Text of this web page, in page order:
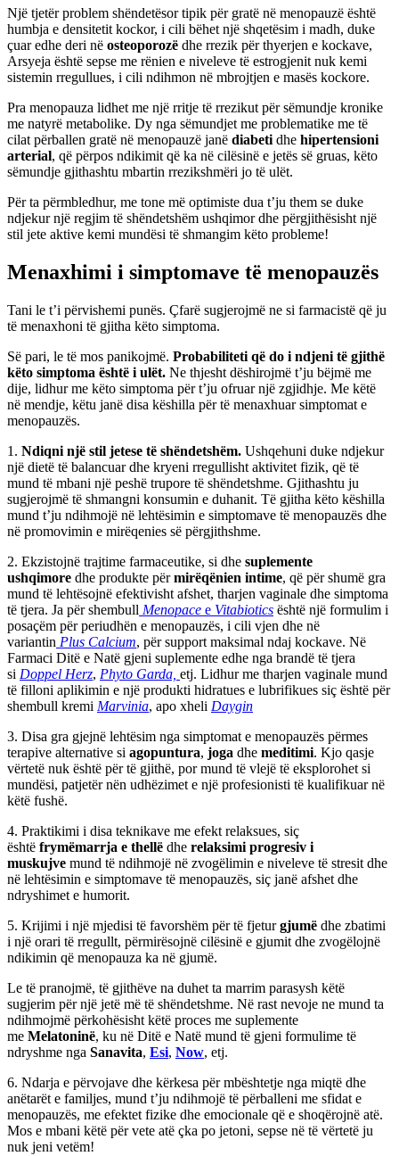
Një tjetër problem shëndetësor tipik për gratë në menopauzë është
humbja e densitetit kockor, i cili bëhet një shqetësim i madh, duke
çuar edhe deri në osteoporozë dhe rrezik për thyerjen e kockave,
Arsyeja është sepse me rënien e niveleve të estrogjenit nuk kemi
sistemin rregullues, i cili ndihmon në mbrojtjen e masës kockore.
Pra menopauza lidhet me një rritje të rrezikut për sëmundje kronike
me natyrë metabolike. Dy nga sëmundjet me problematike me të
cilat përballen gratë në menopauzë janë diabeti dhe hipertensioni
arterial, që përpos ndikimit që ka në cilësinë e jetës së gruas, këto
sëmundje gjithashtu mbartin rrezikshmëri jo të ulët.
Për ta përmbledhur, me tone më optimiste dua t’ju them se duke
ndjekur një regjim të shëndetshëm ushqimor dhe përgjithësisht një
stil jete aktive kemi mundësi të shmangim këto probleme!
Menaxhimi i simptomave të menopauzës
Tani le t’i përvishemi punës. Çfarë sugjerojmë ne si farmacistë që ju
të menaxhoni të gjitha këto simptoma.
Së pari, le të mos panikojmë. Probabiliteti që do i ndjeni të gjithë
këto simptoma është i ulët. Ne thjesht dëshirojmë t’ju bëjmë me
dije, lidhur me këto simptoma për t’ju ofruar një zgjidhje. Me këtë
në mendje, këtu janë disa këshilla për të menaxhuar simptomat e
menopauzës.
1. Ndiqni një stil jetese të shëndetshëm. Ushqehuni duke ndjekur
një dietë të balancuar dhe kryeni rregullisht aktivitet fizik, që të
mund të mbani një peshë trupore të shëndetshme. Gjithashtu ju
sugjerojmë të shmangni konsumin e duhanit. Të gjitha këto këshilla
mund t’ju ndihmojë në lehtësimin e simptomave të menopauzës dhe
në promovimin e mirëqenies së përgjithshme.
2. Ekzistojnë trajtime farmaceutike, si dhe suplemente
ushqimore dhe produkte përmirëqënien intime, që për shumë gra
mund të lehtësojnë efektivisht afshet, tharjen vaginale dhe simptoma
të tjera. Ja për shembull Menopace e Vitabiotics është një formulim i
posaçëm për periudhën e menopauzës, i cili vjen dhe në
variantin Plus Calcium, për support maksimal ndaj kockave. Në
Farmaci Ditë e Natë gjeni suplemente edhe nga brandë të tjera
si Doppel Herz, Phyto Garda, etj. Lidhur me tharjen vaginale mund
të filloni aplikimin e një produkti hidratues e lubrifikues siç është për
shembull kremi Marvinia, apo xheli Daygin
3. Disa gra gjejnë lehtësim nga simptomat e menopauzës përmes
terapive alternative si agopuntura, joga dhe meditimi. Kjo qasje
vërtetë nuk është për të gjithë, por mund të vlejë të eksplorohet si
mundësi, patjetër nën udhëzimet e një profesionisti të kualifikuar në
këtë fushë.
4. Praktikimi i disa teknikave me efekt relaksues, siç
është frymëmarrja e thellë dhe relaksimi progresiv i
muskujve mund të ndihmojë në zvogëlimin e niveleve të stresit dhe
në lehtësimin e simptomave të menopauzës, siç janë afshet dhe
ndryshimet e humorit.
5. Krijimi i një mjedisi të favorshëm për të fjeturgjumë dhe zbatimi
i një orari të rregullt, përmirësojnë cilësinë e gjumit dhe zvogëlojnë
ndikimin që menopauza ka në gjumë.
Le të pranojmë, të gjithëve na duhet ta marrim parasysh këtë
sugjerim për një jetë më të shëndetshme. Në rast nevoje ne mund ta
ndihmojmë përkohësisht këtë proces me suplemente
me Melatoninë, ku në Ditë e Natë mund të gjeni formulime të
ndryshme nga Sanavita, Esi, Now, etj.
6. Ndarja e përvojave dhe kërkesa për mbështetje nga miqtë dhe
anëtarët e familjes, mund t’ju ndihmojë të përballeni me sfidat e
menopauzës, me efektet fizike dhe emocionale që e shoqërojnë atë.
Mos e mbani këtë për vete atë çka po jetoni, sepse në të vërtetë ju
nuk jeni vetëm!